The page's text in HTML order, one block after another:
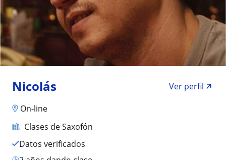
Nicolás
Ver perfil
On-line
Clases de Saxofón
Datos verificados